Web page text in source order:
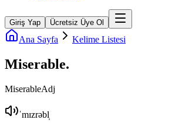
Giriş Yap Ücretsiz Üye Ol
Ana Sayfa Kelime Listesi
Miserable.
MiserableAdj
ˈmɪzrəbl̩